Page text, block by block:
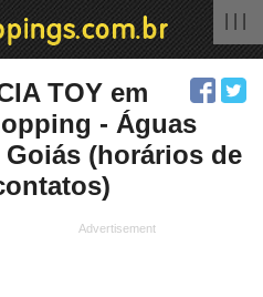
TOY em
- Águas
(horários de